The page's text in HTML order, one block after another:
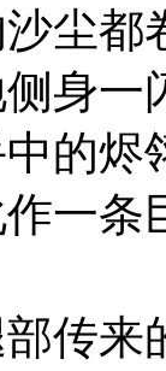
尘都
身一
的烬
一条
传来